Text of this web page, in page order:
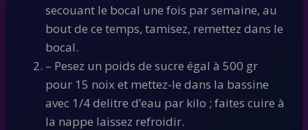
secouant le bocal une fois par semaine, au
bout de ce temps, tamisez, remettez dans le
bocal.
– Pesez un poids de sucre égal à 500 gr
pour 15 noix et mettez-le dans la bassine
avec 1/4 delitre d’eau par kilo ; faites cuire à
la nappe laissez refroidir.